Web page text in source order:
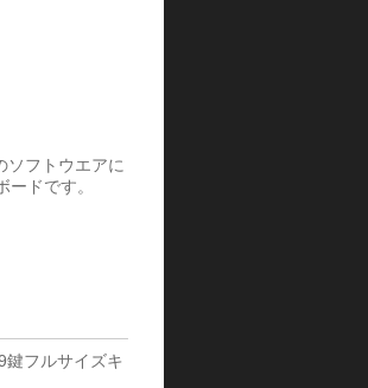
ソフトウエアに
ドです。
フルサイズキ